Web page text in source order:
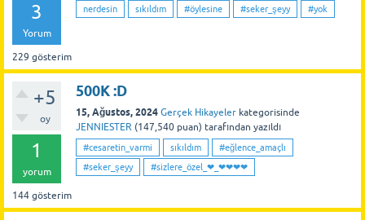
3
Yorum
229 gösterim
nerdesin sıkıldım #öylesine #seker_şeyy #yok
+5
oy
1
yorum
144 gösterim
500K :D
15, Ağustos, 2024 Gerçek Hikayeler kategorisinde
JENNIESTER (147,540 puan) tarafından yazıldı
#cesaretin_varmi sıkıldım
#eğlence_amaçlı
#seker_şeyy
#sizlere_özel_❤_❤❤❤❤